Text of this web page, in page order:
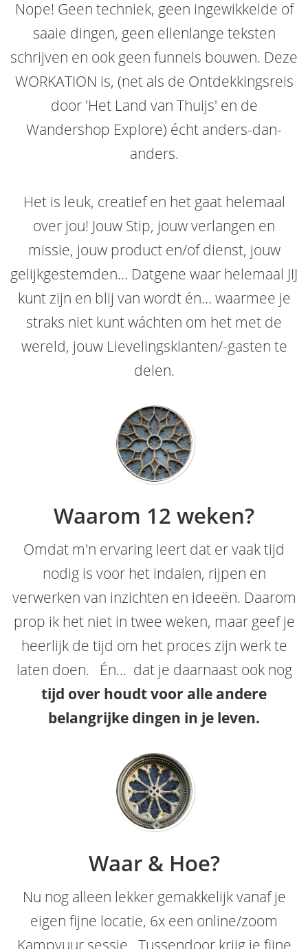
Nope! Geen techniek, geen ingewikkelde of
saaie dingen, geen ellenlange teksten
schrijven en ook geen funnels bouwen. Deze
WORKATION is, (net als de Ontdekkingsreis
door 'Het Land van Thuijs' en de
Wandershop Explore) écht anders-dan-
anders.
Het is leuk, creatief en het gaat helemaal
over jou! Jouw Stip, jouw verlangen en
missie, jouw product en/of dienst, jouw
gelijkgestemden... Datgene waar helemaal JIJ
kunt zijn en blij van wordt én... waarmee je
straks niet kunt wáchten om het met de
wereld, jouw Lievelingsklanten/-gasten te
delen.
Waarom 12 weken?
Omdat m'n ervaring leert dat er vaak tijd
nodig is voor het indalen, rijpen en
verwerken van inzichten en ideeën. Daarom
prop ik het niet in twee weken, maar geef je
heerlijk de tijd om het proces zijn werk te
laten doen. Én... dat je daarnaast ook nog
tijd over houdt voor alle andere
belangrijke dingen in je leven.
Waar & Hoe?
Nu nog alleen lekker gemakkelijk vanaf je
eigen fijne locatie, 6x een online/zoom
Kampvuur sessie. Tussendoor krijg je fijne